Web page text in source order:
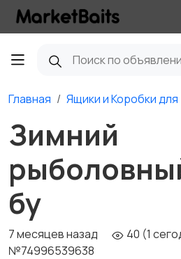
Главная Ящики и Коробки
Зимний
бу
7 месяцев назад
40 (1
№74996539638